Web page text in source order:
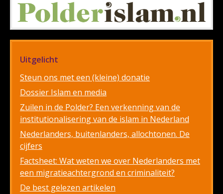
Uitgelicht
Steun ons met een (kleine) donatie
Dossier Islam en media
Zuilen in de Polder? Een verkenning van de
institutionalisering van de islam in Nederland
Nederlanders, buitenlanders, allochtonen. De
cijfers
Factsheet: Wat weten we over Nederlanders met
een migratieachtergrond en criminaliteit?
De best gelezen artikelen